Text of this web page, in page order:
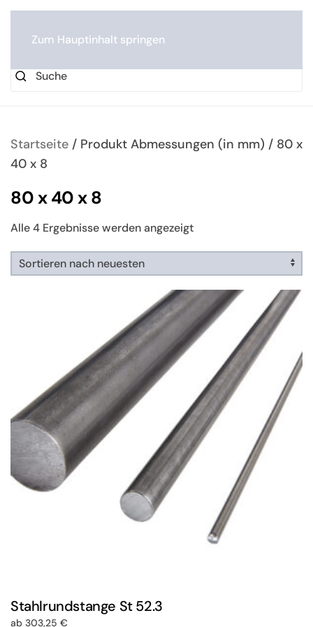
Zum Hauptinhalt springen
Startseite / Produkt Abmessungen (in mm) / 80 x
40 x 8
80 x 40 x 8
Alle 4 Ergebnisse werden angezeigtNach
sortiert
Stahlrundstange St 52.3
ab 303,25 €